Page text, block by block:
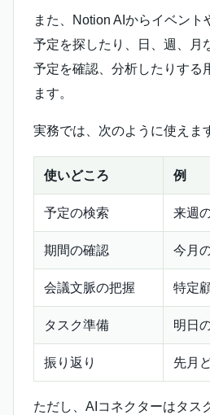
また、Notion AIからイベント
予定を探したり、日、週、月
予定を確認、分析したりする
ます。
実務では、次のように使えま
使いどころ 例
予定の検索 来週
期間の確認 今月
会議文脈の把握 特定
タスク準備 明日
振り返り 先月
ただし、AIコネクターはタス